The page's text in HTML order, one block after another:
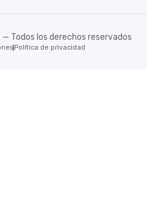
Todos los derechos reservados
Política de privacidad